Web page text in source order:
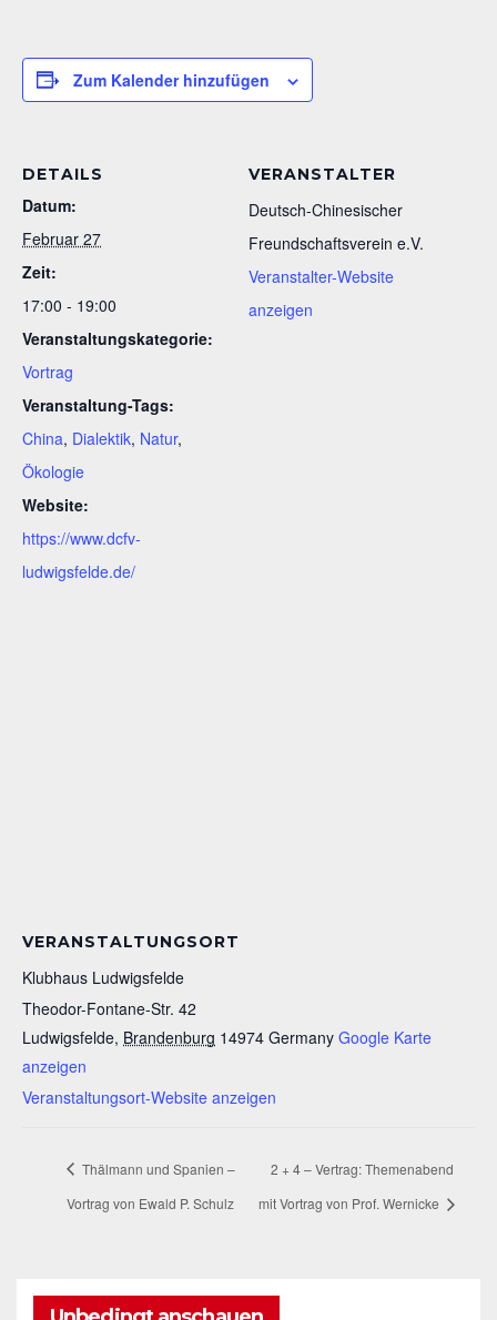
Zum Kalender hinzufügen
DETAILS
Datum:
Februar 27
Zeit:
17:00 - 19:00
Veranstaltungskategorie:
Vortrag
Veranstaltung-Tags:
China, Dialektik, Natur,
Ökologie
Website:
https://www.dcfv-
ludwigsfelde.de/
VERANSTALTER
Deutsch-Chinesischer
Freundschaftsverein e.V.
Veranstalter-Website
anzeigen
VERANSTALTUNGSORT
Klubhaus Ludwigsfelde
Theodor-Fontane-Str. 42
Ludwigsfelde, Brandenburg 14974 Germany Google Karte
anzeigen
Veranstaltungsort-Website anzeigen
Thälmann und Spanien –
Vortrag von Ewald P. Schulz
2 + 4 – Vertrag: Themenabend
mit Vortrag von Prof. Wernicke